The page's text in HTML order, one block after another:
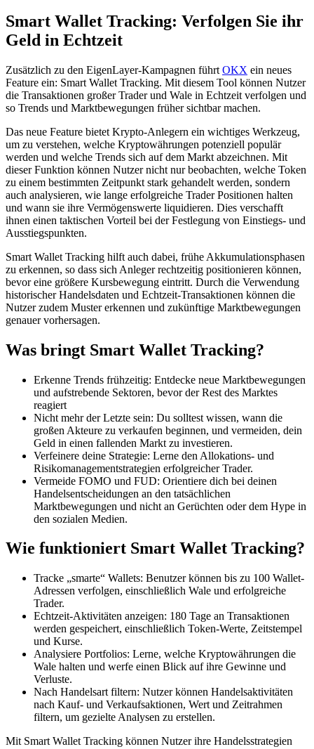
Smart Wallet Tracking: Verfolgen Sie ihr
Geld in Echtzeit
Zusätzlich zu den EigenLayer-Kampagnen führt OKX ein neues
Feature ein: Smart Wallet Tracking. Mit diesem Tool können Nutzer
die Transaktionen großer Trader und Wale in Echtzeit verfolgen und
so Trends und Marktbewegungen früher sichtbar machen.
Das neue Feature bietet Krypto-Anlegern ein wichtiges Werkzeug,
um zu verstehen, welche Kryptowährungen potenziell populär
werden und welche Trends sich auf dem Markt abzeichnen. Mit
dieser Funktion können Nutzer nicht nur beobachten, welche Token
zu einem bestimmten Zeitpunkt stark gehandelt werden, sondern
auch analysieren, wie lange erfolgreiche Trader Positionen halten
und wann sie ihre Vermögenswerte liquidieren. Dies verschafft
ihnen einen taktischen Vorteil bei der Festlegung von Einstiegs- und
Ausstiegspunkten.
Smart Wallet Tracking hilft auch dabei, frühe Akkumulationsphasen
zu erkennen, so dass sich Anleger rechtzeitig positionieren können,
bevor eine größere Kursbewegung eintritt. Durch die Verwendung
historischer Handelsdaten und Echtzeit-Transaktionen können die
Nutzer zudem Muster erkennen und zukünftige Marktbewegungen
genauer vorhersagen.
Was bringt Smart Wallet Tracking?
Erkenne Trends frühzeitig: Entdecke neue Marktbewegungen
und aufstrebende Sektoren, bevor der Rest des Marktes
reagiert
Nicht mehr der Letzte sein: Du solltest wissen, wann die
großen Akteure zu verkaufen beginnen, und vermeiden, dein
Geld in einen fallenden Markt zu investieren.
Verfeinere deine Strategie: Lerne den Allokations- und
Risikomanagementstrategien erfolgreicher Trader.
Vermeide FOMO und FUD: Orientiere dich bei deinen
Handelsentscheidungen an den tatsächlichen
Marktbewegungen und nicht an Gerüchten oder dem Hype in
den sozialen Medien.
Wie funktioniert Smart Wallet Tracking?
Tracke „smarte“ Wallets: Benutzer können bis zu 100 Wallet-
Adressen verfolgen, einschließlich Wale und erfolgreiche
Trader.
Echtzeit-Aktivitäten anzeigen: 180 Tage an Transaktionen
werden gespeichert, einschließlich Token-Werte, Zeitstempel
und Kurse.
Analysiere Portfolios: Lerne, welche Kryptowährungen die
Wale halten und werfe einen Blick auf ihre Gewinne und
Verluste.
Nach Handelsart filtern: Nutzer können Handelsaktivitäten
nach Kauf- und Verkaufsaktionen, Wert und Zeitrahmen
filtern, um gezielte Analysen zu erstellen.
Mit Smart Wallet Tracking können Nutzer ihre Handelsstrategien